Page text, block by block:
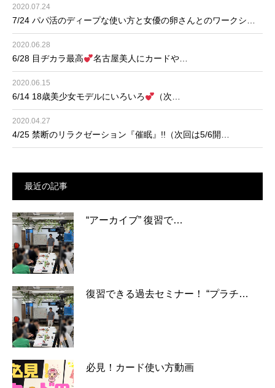
2020.07.24
7/24 パパ活のディープな使い方と女優の卵さんとのワークシ…
2020.06.28
6/28 目ヂカラ最高 名古屋美人にカードや…
2020.06.15
6/14 18歳美少女モデルにいろいろ （次…
2020.04.27
4/25 禁断のリラクゼーション『催眠』!!（次回は5/6開…
最近の記事
“アーカイブ” 復習で…
復習できる過去セミナー！ “プラチ…
必見！カード使い方動画